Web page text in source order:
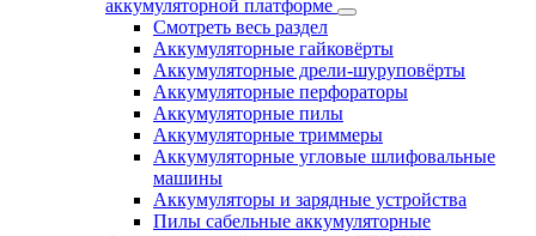
аккумуляторной платформе
Смотреть весь раздел
Аккумуляторные гайковёрты
Аккумуляторные дрели-шуруповёрты
Аккумуляторные перфораторы
Аккумуляторные пилы
Аккумуляторные триммеры
Аккумуляторные угловые шлифовальные
машины
Аккумуляторы и зарядные устройства
Пилы сабельные аккумуляторные